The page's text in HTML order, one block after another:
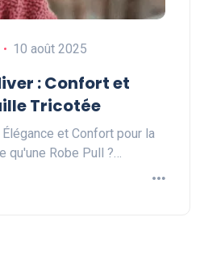
10 août 2025
: Confort et
Tricotée
et Confort pour la
qu'une Robe Pull ?…